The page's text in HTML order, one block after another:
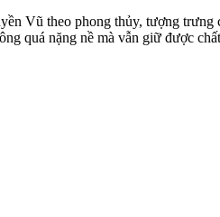
Vũ theo phong thủy, tượng
quá nặng nề mà vẫn giữ được